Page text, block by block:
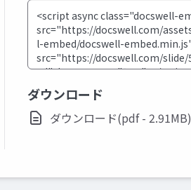
ダウンロード
ダウンロード(pdf - 2.91MB)